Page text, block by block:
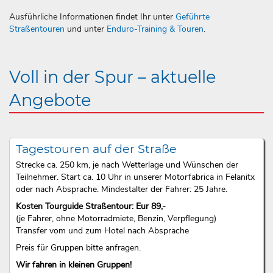
Ausführliche Informationen findet Ihr unter Geführte
Straßentouren und unter Enduro-Training & Touren.
Voll in der Spur – aktuelle
Angebote
Tagestouren auf der Straße
Strecke ca. 250 km, je nach Wetterlage und Wünschen der
Teilnehmer. Start ca. 10 Uhr in unserer Motorfabrica in Felanitx
oder nach Absprache. Mindestalter der Fahrer: 25 Jahre.
Kosten Tourguide Straßentour: Eur 89,-
(je Fahrer, ohne Motorradmiete, Benzin, Verpflegung)
Transfer vom und zum Hotel nach Absprache
Preis für Gruppen bitte anfragen.
Wir fahren in kleinen Gruppen!